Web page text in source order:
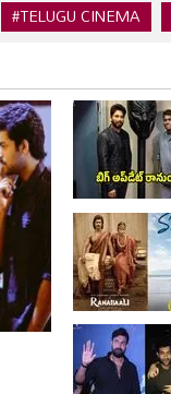
#TELUGU CINEMA